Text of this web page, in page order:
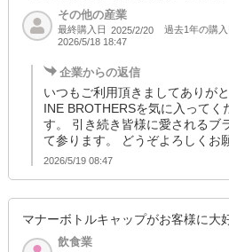
その他の産業
最終購入日 2025/2/20 過去1年の購
2026/5/18 18:47
企業からの返信
いつもご利用頂きましてありが
INE BROTHERSを気に入ってく
す。 引き続き皆様に愛されるブ
て参ります。 どうぞよろしくお
2026/5/19 08:47
マナーボトルキャップがお客様に大
飲食業